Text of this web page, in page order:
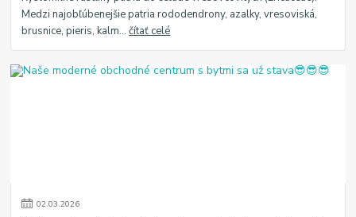
Medzi najobľúbenejšie patria rododendrony, azalky, vresoviská,
brusnice, pieris, kalm...čítať celé
02.03.2026